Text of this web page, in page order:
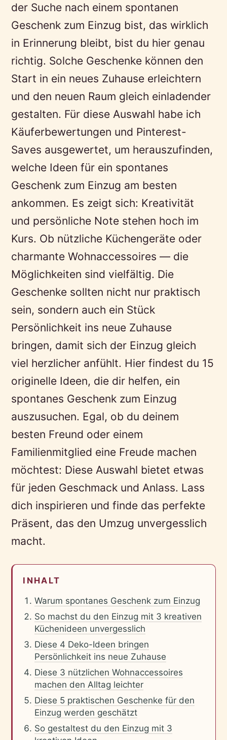
der Suche nach einem spontanen
Geschenk zum Einzug bist, das wirklich
in Erinnerung bleibt, bist du hier genau
richtig. Solche Geschenke können den
Start in ein neues Zuhause erleichtern
und den neuen Raum gleich einladender
gestalten. Für diese Auswahl habe ich
Käuferbewertungen und Pinterest-
Saves ausgewertet, um herauszufinden,
welche Ideen für ein spontanes
Geschenk zum Einzug am besten
ankommen. Es zeigt sich: Kreativität
und persönliche Note stehen hoch im
Kurs. Ob nützliche Küchengeräte oder
charmante Wohnaccessoires — die
Möglichkeiten sind vielfältig. Die
Geschenke sollten nicht nur praktisch
sein, sondern auch ein Stück
Persönlichkeit ins neue Zuhause
bringen, damit sich der Einzug gleich
viel herzlicher anfühlt. Hier findest du 15
originelle Ideen, die dir helfen, ein
spontanes Geschenk zum Einzug
auszusuchen. Egal, ob du deinem
besten Freund oder einem
Familienmitglied eine Freude machen
möchtest: Diese Auswahl bietet etwas
für jeden Geschmack und Anlass. Lass
dich inspirieren und finde das perfekte
Präsent, das den Umzug unvergesslich
macht.
INHALT
Warum spontanes Geschenk zum Einzug
So machst du den Einzug mit 3 kreativen
Küchenideen unvergesslich
Diese 4 Deko-Ideen bringen
Persönlichkeit ins neue Zuhause
Diese 3 nützlichen Wohnaccessoires
machen den Alltag leichter
Diese 5 praktischen Geschenke für den
Einzug werden geschätzt
So gestaltest du den Einzug mit 3